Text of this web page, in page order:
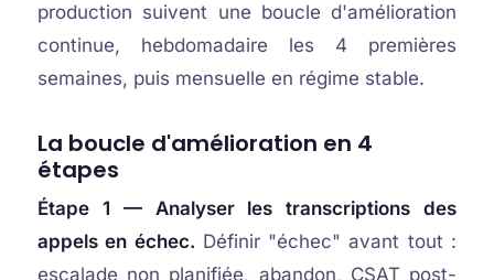
production suivent une boucle d'amélioration
continue, hebdomadaire les 4 premières
semaines, puis mensuelle en régime stable.
La boucle d'amélioration en 4
étapes
Étape 1 — Analyser les transcriptions des
appels en échec. Définir "échec" avant tout :
escalade non planifiée, abandon, CSAT post-